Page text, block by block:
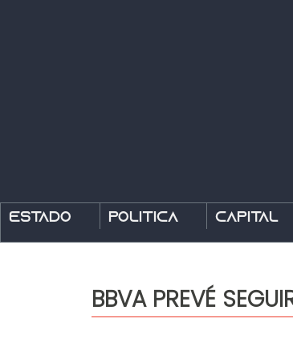
Estado Política Capital
BBVA PREVÉ